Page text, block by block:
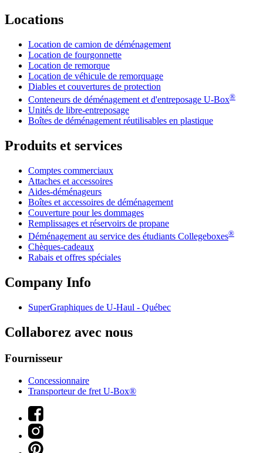
Locations
Location de camion de déménagement
Location de fourgonnette
Location de remorque
Location de véhicule de remorquage
Diables et couvertures de protection
Conteneurs de déménagement et d'entreposage U-Box®
Unités de libre-entreposage
Boîtes de déménagement réutilisables en plastique
Produits et services
Comptes commerciaux
Attaches et accessoires
Aides-déménageurs
Boîtes et accessoires de déménagement
Couverture pour les dommages
Remplissages et réservoirs de propane
Déménagement au service des étudiants Collegeboxes®
Chèques-cadeaux
Rabais et offres spéciales
Company Info
SuperGraphiques de U-Haul - Québec
Collaborez avec nous
Fournisseur
Concessionnaire
Transporteur de fret U-Box®